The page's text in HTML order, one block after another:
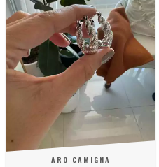
ARO CAMIGNA